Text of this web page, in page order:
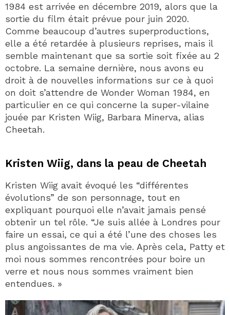
1984 est arrivée en décembre 2019, alors que la
sortie du film était prévue pour juin 2020.
Comme beaucoup d’autres superproductions,
elle a été retardée à plusieurs reprises, mais il
semble maintenant que sa sortie soit fixée au 2
octobre. La semaine dernière, nous avons eu
droit à de nouvelles informations sur ce à quoi
on doit s’attendre de Wonder Woman 1984, en
particulier en ce qui concerne la super-vilaine
jouée par Kristen Wiig, Barbara Minerva, alias
Cheetah.
Kristen Wiig, dans la peau de Cheetah
Kristen Wiig avait évoqué les “différentes
évolutions” de son personnage, tout en
expliquant pourquoi elle n’avait jamais pensé
obtenir un tel rôle. “Je suis allée à Londres pour
faire un essai, ce qui a été l’une des choses les
plus angoissantes de ma vie. Après cela, Patty et
moi nous sommes rencontrées pour boire un
verre et nous nous sommes vraiment bien
entendues. »